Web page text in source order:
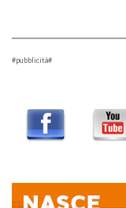
#pubblicità#